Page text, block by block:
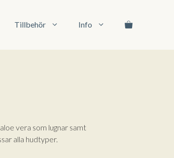
Tillbehör Info
vera som lugnar samt
alla hudtyper.